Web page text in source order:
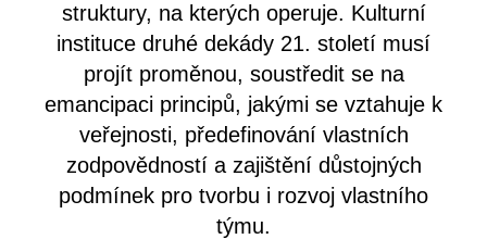
struktury, na kterých operuje. Kulturní
instituce druhé dekády 21. století musí
projít proměnou, soustředit se na
emancipaci principů, jakými se vztahuje k
veřejnosti, předefinování vlastních
zodpovědností a zajištění důstojných
podmínek pro tvorbu i rozvoj vlastního
týmu.